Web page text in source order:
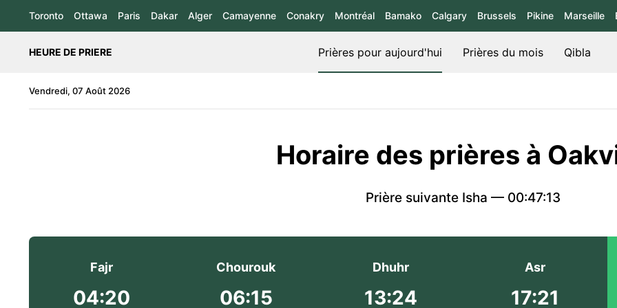
Toronto Ottawa Paris Dakar Alger Camayenne Conakry Montréal Bamako Calgary Brussels Pikine Marseille
HEURE DE PRIERE Prières pour aujourd'hui Prières du mois Qibla
Vendredi, 07 Août 2026
Horaire des prières à
Prière suivante Isha — 00:47:13
Fajr
04:20
Chourouk
06:15
Dhuhr
13:24
Asr
17:21